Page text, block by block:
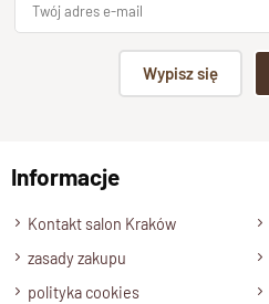
Podpis
Wyślij opinię
Wypisz się
Informacje
Kontakt salon Kraków
zasady zakupu
polityka cookies